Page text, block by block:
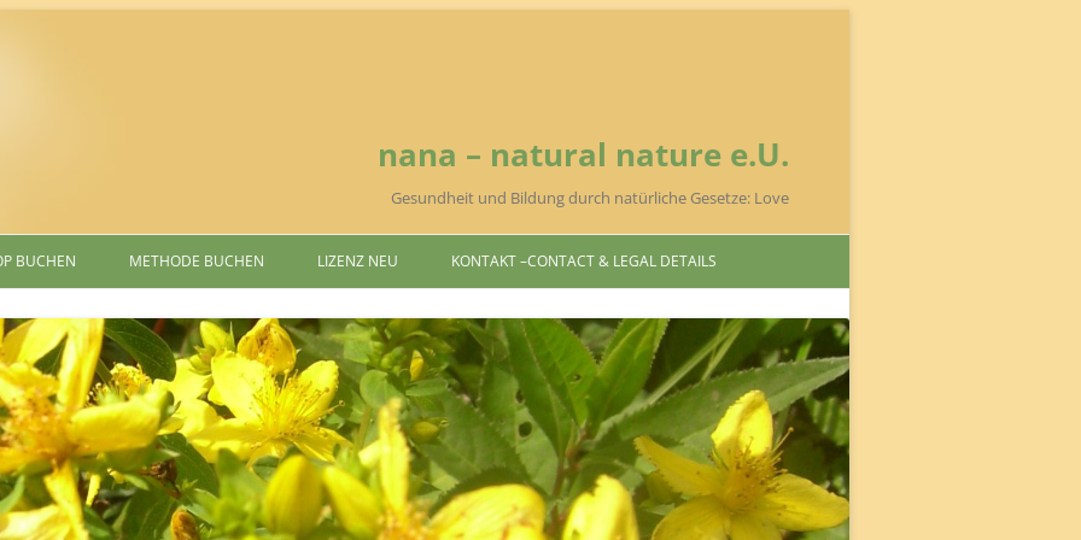
nana – natural nature e.U.
Gesundheit und Bildung durch natürliche Gesetze: Love
BUCHEN
UND RELIGION
UND BEWUSSTSEIN
METHODE BUCHEN
KRÄUTERÖLANWENDUNG
BERATUNG-MENTORING
LIZENZ NEU KONTAKT –CONTACT & LEGAL DETAILS